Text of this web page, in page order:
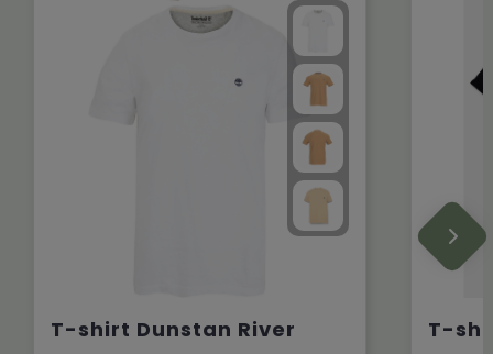
T-shirt Dunstan River